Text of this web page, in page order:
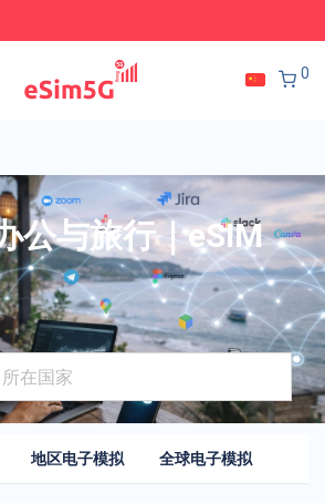
0
公与旅行｜eSIM
地区电子模拟 全球电子模拟